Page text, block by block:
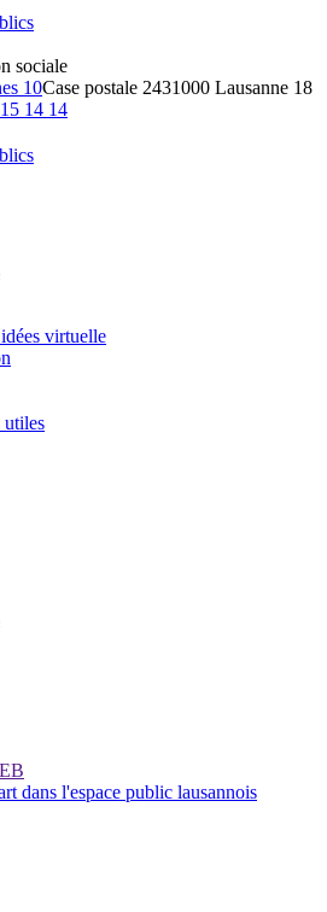
sociale
10Case postale 2431000 Lausanne 18
14 14
virtuelle
utiles
dans l'espace public lausannois